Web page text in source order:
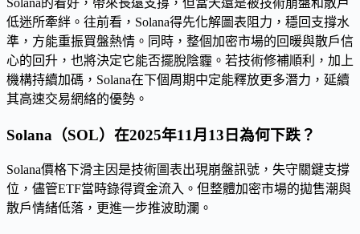
低迷所牽絆。往前看，Solana得先化解圖表阻力，穩回支撐水
準，方能重振買盤熱情。同時，整個加密市場的回暖與散戶信
心的回升，也將決定它能否擺脫陰霾。若技術修補順利，加上
機構持續加碼，Solana在下個周期中定能釋放更多潛力，延續
其高速交易網絡的優勢。
Solana（SOL）在2025年11月13日為何下跌？
Solana價格下滑主因是技術圖表出現崩盤訊號，失守關鍵支撐
位，儘管ETF當時錄得資金流入。但整體加密市場的拋售潮與
散戶情緒低落，更進一步推波助瀾。